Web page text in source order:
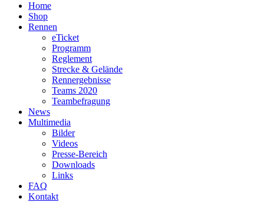
Home
Shop
Rennen
eTicket
Programm
Reglement
Strecke & Gelände
Rennergebnisse
Teams 2020
Teambefragung
News
Multimedia
Bilder
Videos
Presse-Bereich
Downloads
Links
FAQ
Kontakt